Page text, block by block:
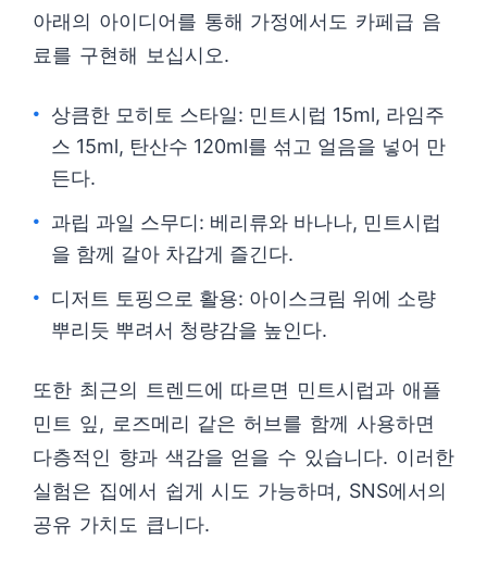
아래의 아이디어를 통해 가정에서도 카페급 음
료를 구현해 보십시오.
상큼한 모히토 스타일: 민트시럽 15ml, 라임주
스 15ml, 탄산수 120ml를 섞고 얼음을 넣어 만
든다.
과립 과일 스무디: 베리류와 바나나, 민트시럽
을 함께 갈아 차갑게 즐긴다.
디저트 토핑으로 활용: 아이스크림 위에 소량
뿌리듯 뿌려서 청량감을 높인다.
또한 최근의 트렌드에 따르면 민트시럽과 애플
민트 잎, 로즈메리 같은 허브를 함께 사용하면
다층적인 향과 색감을 얻을 수 있습니다. 이러한
실험은 집에서 쉽게 시도 가능하며, SNS에서의
공유 가치도 큽니다.